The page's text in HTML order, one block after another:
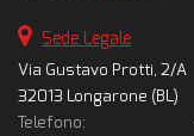
Sede Legale
Via Gustavo Protti, 2/A
32013 Longarone (BL)
Telefono: